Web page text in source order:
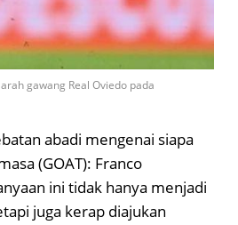
gawang Real Oviedo pada
abadi mengenai siapa
(GOAT): Franco
ini tidak hanya menjadi
juga kerap diajukan